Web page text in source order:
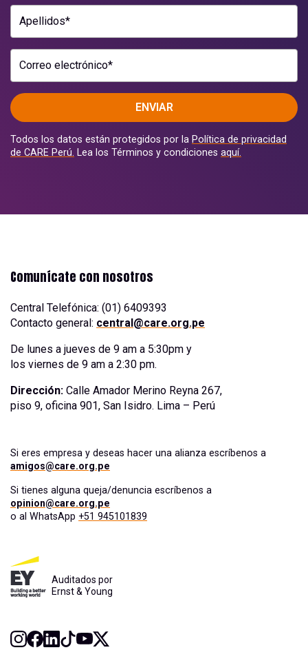
Apellidos*
Correo electrónico*
ENVIAR
Todos los datos están protegidos por la Política de privacidad
de CARE Perú. Lea los Términos y condiciones aquí.
Comunícate con nosotros
Central Telefónica: (01) 6409393
Contacto general: central@care.org.pe
De lunes a jueves de 9 am a 5:30pm y
los viernes de 9 am a 2:30 pm.
Dirección: Calle Amador Merino Reyna 267,
piso 9, oficina 901, San Isidro. Lima – Perú
Si eres empresa y deseas hacer una alianza escríbenos a
amigos@care.org.pe
Si tienes alguna queja/denuncia escríbenos a
opinion@care.org.pe
o al WhatsApp +51 945101839
Auditados por
Ernst & Young